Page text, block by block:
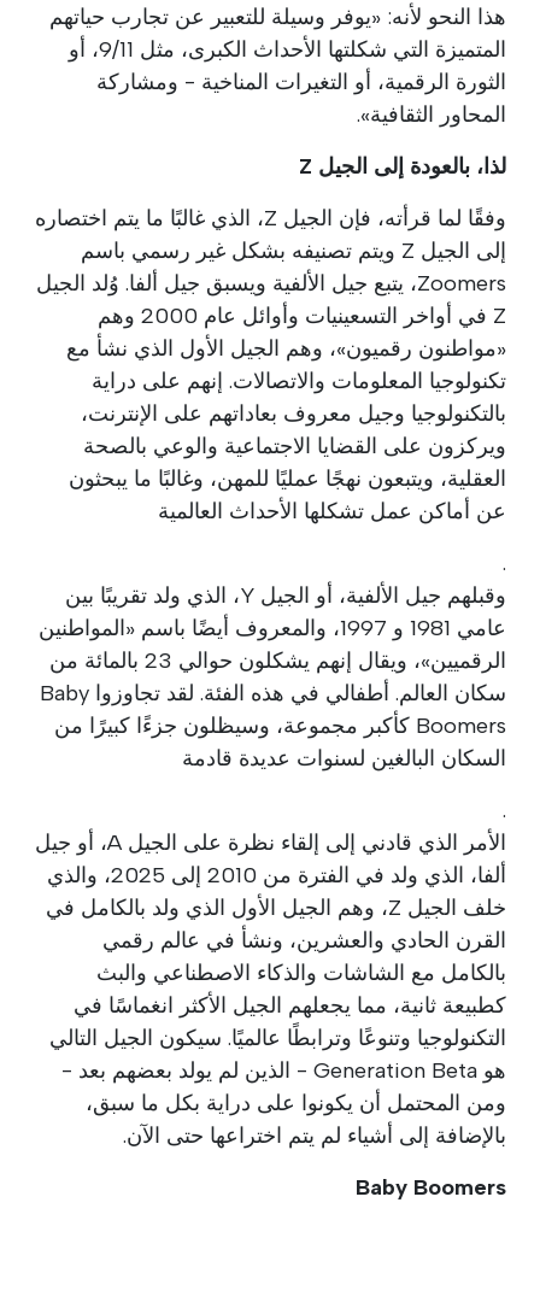
هذا النحو لأنه: «يوفر وسيلة للتعبير عن تجارب حياتهم
المتميزة التي شكلتها الأحداث الكبرى، مثل 9/11، أو
الثورة الرقمية، أو التغيرات المناخية - ومشاركة
المحاور الثقافية».
لذا، بالعودة إلى الجيل Z
وفقًا لما قرأته، فإن الجيل Z، الذي غالبًا ما يتم اختصاره
إلى الجيل Z ويتم تصنيفه بشكل غير رسمي باسم
Zoomers، يتبع جيل الألفية ويسبق جيل ألفا. وُلد الجيل
Z في أواخر التسعينيات وأوائل عام 2000 وهم
«مواطنون رقميون»، وهم الجيل الأول الذي نشأ مع
تكنولوجيا المعلومات والاتصالات. إنهم على دراية
بالتكنولوجيا وجيل معروف بعاداتهم على الإنترنت،
ويركزون على القضايا الاجتماعية والوعي بالصحة
العقلية، ويتبعون نهجًا عمليًا للمهن، وغالبًا ما يبحثون
عن أماكن عمل تشكلها الأحداث العالمية
.
وقبلهم جيل الألفية، أو الجيل Y، الذي ولد تقريبًا بين
عامي 1981 و 1997، والمعروف أيضًا باسم «المواطنين
الرقميين»، ويقال إنهم يشكلون حوالي 23 بالمائة من
سكان العالم. أطفالي في هذه الفئة. لقد تجاوزوا Baby
Boomers كأكبر مجموعة، وسيظلون جزءًا كبيرًا من
السكان البالغين لسنوات عديدة قادمة
.
الأمر الذي قادني إلى إلقاء نظرة على الجيل A، أو جيل
ألفا، الذي ولد في الفترة من 2010 إلى 2025، والذي
خلف الجيل Z، وهم الجيل الأول الذي ولد بالكامل في
القرن الحادي والعشرين، ونشأ في عالم رقمي
بالكامل مع الشاشات والذكاء الاصطناعي والبث
كطبيعة ثانية، مما يجعلهم الجيل الأكثر انغماسًا في
التكنولوجيا وتنوعًا وترابطًا عالميًا. سيكون الجيل التالي
هو Generation Beta - الذين لم يولد بعضهم بعد -
ومن المحتمل أن يكونوا على دراية بكل ما سبق،
بالإضافة إلى أشياء لم يتم اختراعها حتى الآن.
Baby Boomers